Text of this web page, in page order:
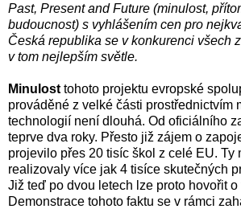
Past, Present and Future (minulost,
budoucnost) s vyhlášením cen pro
Česká republika se v konkurenci všech
v tom nejlepším světle.
Minulost tohoto projektu evropské
prováděné z velké části prostřednictvím
technologií není dlouhá. Od oficiálního
teprve dva roky. Přesto již zájem o
projevilo přes 20 tisíc škol z celé EU. Ty
realizovaly více jak 4 tisíce skutečných
Již teď po dvou letech lze proto hovořit
Demonstrace tohoto faktu se v rámci